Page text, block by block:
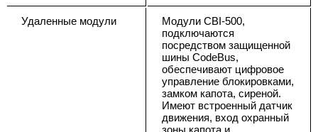
Удаленные модули
Модули CBI-500,
подключаются
посредством защищенной
шины CodeBus,
обеспечивают цифровое
управление блокировками,
замком капота, сиреной.
Имеют встроенный датчик
движения, вход охранный
зоны капота и